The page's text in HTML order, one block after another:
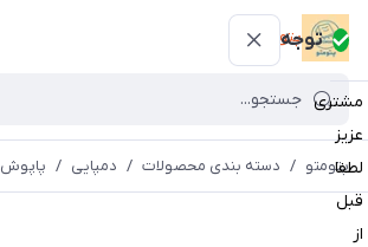
توجه
مشتری
عزیز
لطفا
قبل
از
پتومتو
پتومتو / دسته بندی محصولات / دمپایی / پاپوش